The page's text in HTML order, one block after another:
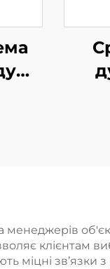
менеджерів
клієнтам
міцні